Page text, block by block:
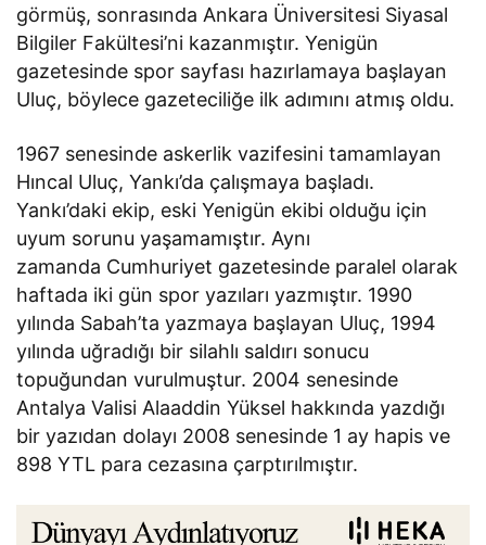
görmüş, sonrasında Ankara Üniversitesi Siyasal
Bilgiler Fakültesi’ni kazanmıştır. Yenigün
gazetesinde spor sayfası hazırlamaya başlayan
Uluç, böylece gazeteciliğe ilk adımını atmış oldu.
1967 senesinde askerlik vazifesini tamamlayan
Hıncal Uluç, Yankı’da çalışmaya başladı.
Yankı’daki ekip, eski Yenigün ekibi olduğu için
uyum sorunu yaşamamıştır. Aynı
zamanda Cumhuriyet gazetesinde paralel olarak
haftada iki gün spor yazıları yazmıştır. 1990
yılında Sabah’ta yazmaya başlayan Uluç, 1994
yılında uğradığı bir silahlı saldırı sonucu
topuğundan vurulmuştur. 2004 senesinde
Antalya Valisi Alaaddin Yüksel hakkında yazdığı
bir yazıdan dolayı 2008 senesinde 1 ay hapis ve
898 YTL para cezasına çarptırılmıştır.